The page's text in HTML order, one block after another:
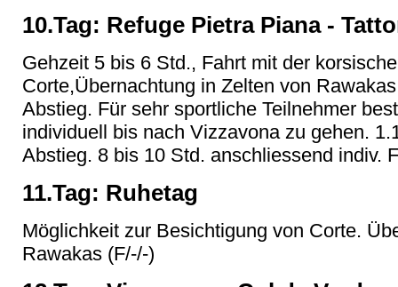
10.Tag: Refuge Pietra Piana -
Gehzeit 5 bis 6 Std., Fahrt mit der
Corte,Übernachtung in Zelten von
Abstieg. Für sehr sportliche Teilnehmer
individuell bis nach Vizzavona zu gehen.
Abstieg. 8 bis 10 Std. anschliessend indiv.
11.Tag: Ruhetag
Möglichkeit zur Besichtigung von Corte.
Rawakas (F/-/-)